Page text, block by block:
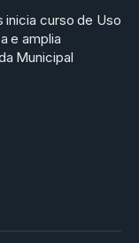
inicia curso de Uso
e amplia
Municipal